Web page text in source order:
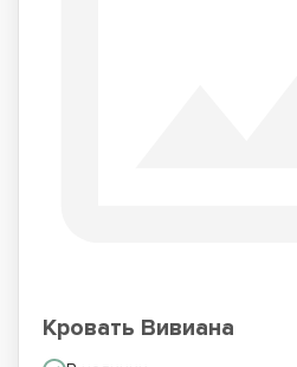
Кровать Вивиана